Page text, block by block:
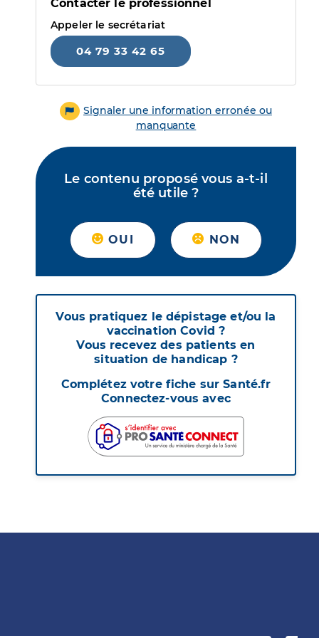
Contacter le professionnel
Appeler le secrétariat
04 79 33 42 65
Signaler une information erronée ou
manquante
Le contenu proposé vous a-t-il
été utile ?
OUI NON
Vous pratiquez le dépistage et/ou la
vaccination Covid ?
Vous recevez des patients en
situation de handicap ?
Complétez votre fiche sur Santé.fr
Connectez-vous avec